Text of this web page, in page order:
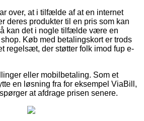
over, at i tilfælde af at en internet
deres produkter til en pris som kan
kan det i nogle tilfælde være en
Køb med betalingskort er trods
regelsæt, der støtter folk imod fup e-
eller mobilbetaling. Som et
en løsning fra for eksempel ViaBill,
at afdrage prisen senere.